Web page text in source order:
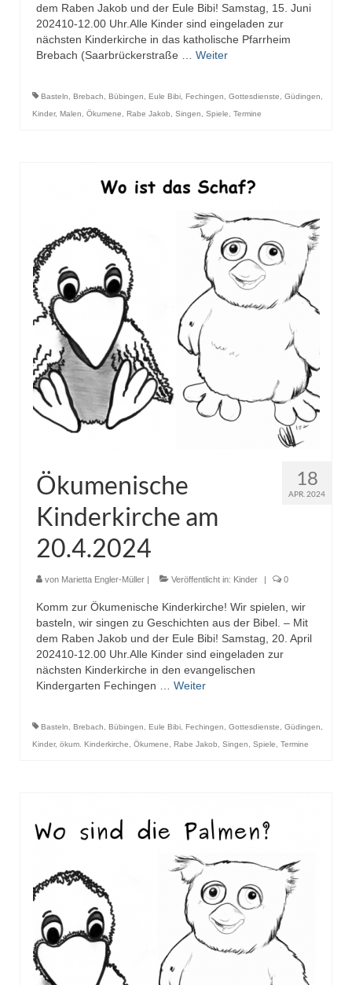
dem Raben Jakob und der Eule Bibi! Samstag, 15. Juni
202410-12.00 Uhr.Alle Kinder sind eingeladen zur
nächsten Kinderkirche in das katholische Pfarrheim
Brebach (Saarbrückerstraße … Weiter
Basteln, Brebach, Bübingen, Eule Bibi, Fechingen, Gottesdienste, Güdingen,
Kinder, Malen, Ökumene, Rabe Jakob, Singen, Spiele, Termine
18
APR. 2024
Ökumenische
Kinderkirche am
20.4.2024
von Marietta Engler-Müller Veröffentlicht in: Kinder 0
Komm zur Ökumenische Kinderkirche! Wir spielen, wir
basteln, wir singen zu Geschichten aus der Bibel. – Mit
dem Raben Jakob und der Eule Bibi! Samstag, 20. April
202410-12.00 Uhr.Alle Kinder sind eingeladen zur
nächsten Kinderkirche in den evangelischen
Kindergarten Fechingen … Weiter
Basteln, Brebach, Bübingen, Eule Bibi, Fechingen, Gottesdienste, Güdingen,
Kinder, ökum. Kinderkirche, Ökumene, Rabe Jakob, Singen, Spiele, Termine